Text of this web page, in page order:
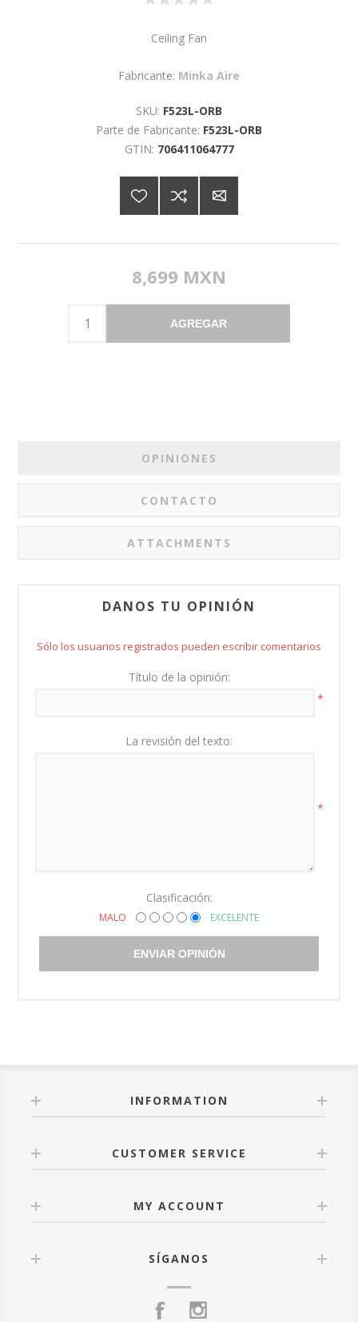
Ceiling Fan
Fabricante: Minka Aire
SKU: F523L-ORB
Parte de Fabricante: F523L-ORB
GTIN: 706411064777
8,699 MXN
AGREGAR
OPINIONES
CONTACTO
ATTACHMENTS
DANOS TU OPINIÓN
Sólo los usuarios registrados pueden escribir comentarios
Título de la opinión:
*
La revisión del texto:
*
Clasificación:
MALO EXCELENTE
ENVIAR OPINIÓN
INFORMATION
CUSTOMER SERVICE
MY ACCOUNT
SÍGANOS